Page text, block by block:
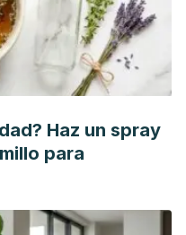
inteligencia emocional:
2015.
A. (2014). Influencia del
J. J., Panchi Moreno, K.
Atlante
Haz un spray
para